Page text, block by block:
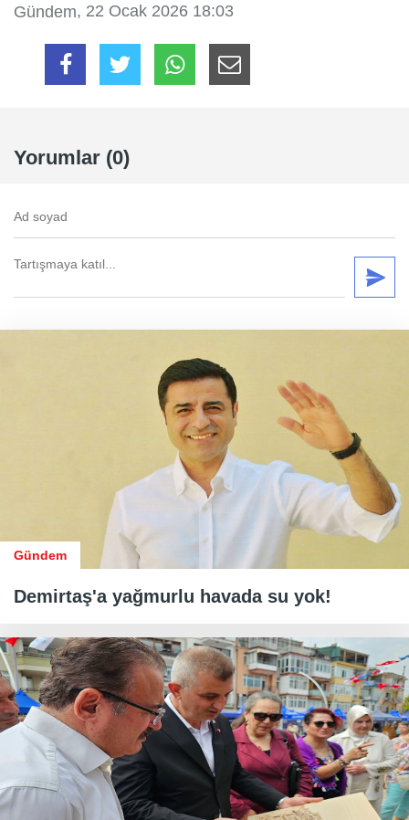
Gündem, 22 Ocak 2026 18:03
Yorumlar (0)
Gündem
Demirtaş'a yağmurlu havada su yok!